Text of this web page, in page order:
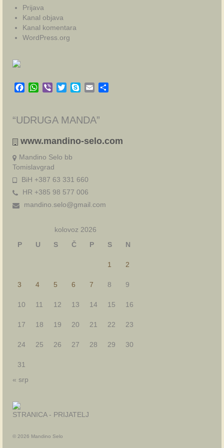
Prijava
Kanal objava
Kanal komentara
WordPress.org
Facebook
WhatsApp
Viber TwitterSkypeEmail
“UDRUGA MANDA”
www.mandino-selo.com
Mandino Selo bb
Tomislavgrad
BiH +387 63 331 660
HR +385 98 577 006
mandino.selo@gmail.com
kolovoz 2026
P
U S Č P S N
1 2
3 4 5 6 7 8 9
10 11 12 13 14 15 16
17 18 19 20 21 22 23
24 25 26 27 28 29 30
31
« srp
STRANICA - PRIJATELJ
© 2026 Mandino Selo